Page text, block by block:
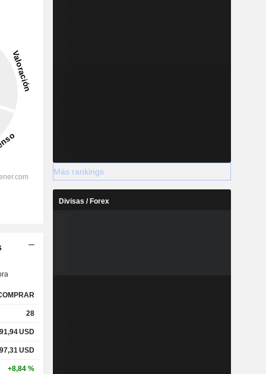
28
USD
USD
+8,84 %
Más rankings
Divisas / Forex